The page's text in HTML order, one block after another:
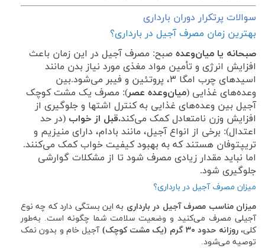
سوالات پرتکرار دوران بارداری
بهترین زمان مصرف آجیل در بارداری؟
صبحانه یا میان‌وعده صبح: مصرف آجیل در این زمان باعث
افزایش انرژی و تأمین مواد مغذی مورد نیاز بدن مانند
اسیدهای چرب امگا ۳، پروتئین و فیبر می‌شود.
بین
وعده‌های غذایی (میان‌وعده عصر): مصرف یک مشت کوچک
آجیل بین وعده‌های غذایی به کنترل اشتها و جلوگیری از
افزایش وزن نامتعادل کمک می‌کند.قبل از خواب (در حد
اعتدال): برخی از انواع آجیل، مانند بادام، دارای منیزیم و
تریپتوفان هستند که به بهبود کیفیت خواب کمک می‌کنند.
اما نباید مقدار زیادی مصرف شود تا از مشکلات گوارشی
جلوگیری شود.
میزان مصرف آجیل در بارداری؟
میزان مناسب مصرف آجیل در بارداری به این بستگی دارد که چه نوع
آجیلی مصرف می‌کنید و وضعیت سلامت شما چگونه است. به‌طور
کلی،روزانه حدود ۳۰ گرم (یک مشت کوچک)
آجیل خام و بدون نمک
توصیه می‌شود.